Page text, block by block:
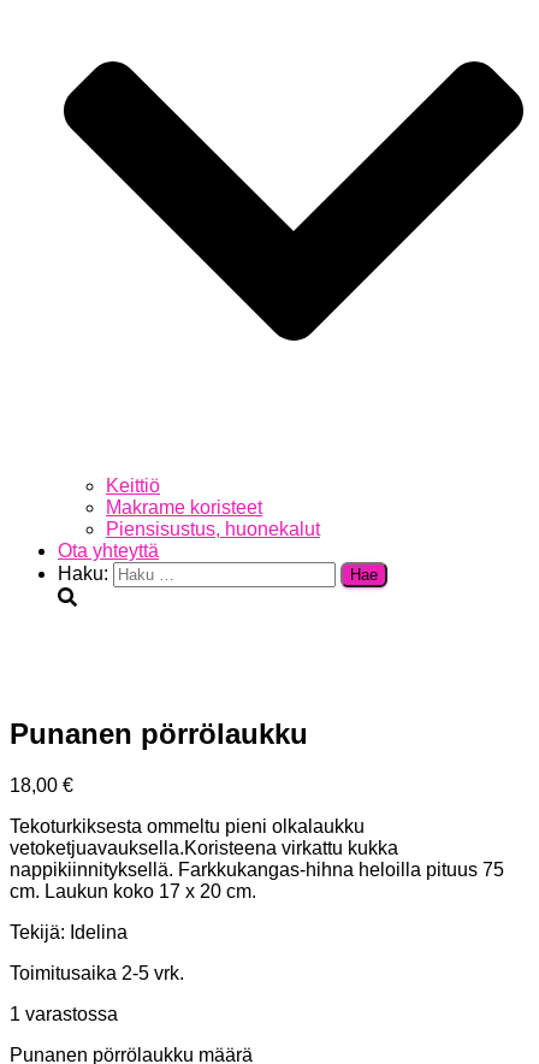
Keittiö
Makrame koristeet
Piensisustus, huonekalut
Ota yhteyttä
Haku:
Punanen pörrölaukku
18,00 €
Tekoturkiksesta ommeltu pieni olkalaukku
vetoketjuavauksella.Koristeena virkattu kukka
nappikiinnityksellä. Farkkukangas-hihna heloilla pituus 75
cm. Laukun koko 17 x 20 cm.
Tekijä: Idelina
Toimitusaika 2-5 vrk.
1 varastossa
Punanen pörrölaukku määrä